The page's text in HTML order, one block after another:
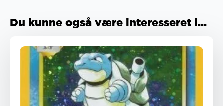
Du kunne også være interesseret i...